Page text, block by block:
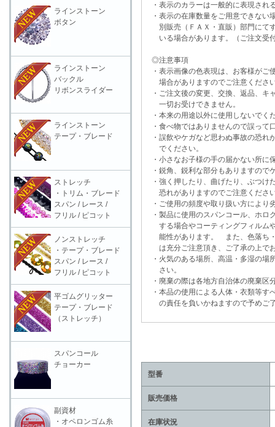
・表示のカラーは一般的に表現され
・表示の在庫数量をご用意できな
別販売（ＦＡＸ・直販）部門にて
いる場合があります。（ご注文受
◎注意事項
・表示画像の色表現は、お客様がご
場合がありますのでご注意くださ
・ご注文後の変更、交換、返品、キ
一切お受けできません。
・本来の用途以外に使用しないでく
・食べ物ではありませんので誤って
・誤飲やケガなど思わぬ事故の恐れ
でください。
・小さなお子様の手の届かない所に
・鋭角、鋭利な部分もありますので
・強く押したり、曲げたり、ぶつけ
恐れがありますのでご注意くださ
・ご使用の頻度や取り扱い方により
・製品に使用のスパンコール、ホロ
する場合やコーティングフィルム
能性があります。 また、色落ち・
は充分ご注意頂き、ご了承の上で
・火気のある場所、高温・多湿の場
さい。
・廃棄の際は各地方自治体の廃棄区
・本品の使用による人体・衣類等す
の責任を負いかねますので予めご
型番
販売価格
在庫状況
ラインストーン
ボタン
ラインストーン
バックル
リボンスライダー
ラインストーン
テープ・ブレード
ストレッチ
・トリム・ブレード
スパン / レース /
フリル / ピコット
ノンストレッチ
・テープ・ブレード
スパン / レース /
フリル / ピコット
平ゴムグリッター
テープ・ブレード
（ストレッチ）
スパンコール
チョーカー
副資材
・オペロンゴム糸